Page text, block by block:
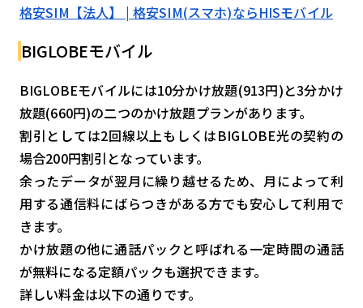
格安SIM【法人】 | 格安SIM(スマホ)ならHISモバイル
BIGLOBEモバイル
BIGLOBEモバイルには10分かけ放題(913円)と3分かけ
放題(660円)の二つのかけ放題プランがあります。
割引としては2回線以上もしくはBIGLOBE光の契約の
場合200円割引となっています。
余ったデータが翌月に繰り越せるため、月によって利
用する通信料にばらつきがある方でも安心して利用で
きます。
かけ放題の他に通話パックと呼ばれる一定時間の通話
が無料になる定額パックも選択できます。
詳しい料金は以下の通りです。